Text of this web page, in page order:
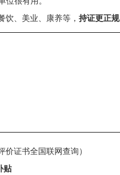
饮、美业、康养等， 持证更正规
价证书全国联网查询）
贴